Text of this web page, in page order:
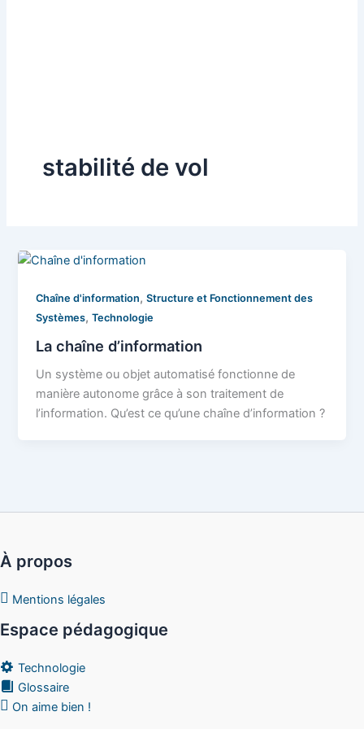
stabilité de vol
Chaîne d'information,Structure et Fonctionnement des
Systèmes,Technologie
La chaîne d’information
Un système ou objet automatisé fonctionne de
manière autonome grâce à son traitement de
l’information. Qu’est ce qu’une chaîne d’information ?
À propos
Mentions légales
Espace pédagogique
Technologie
Glossaire
On aime bien !